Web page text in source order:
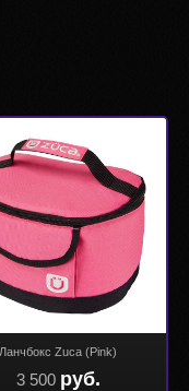
Ланчбокс Zuca (Pink)
3 500 руб.